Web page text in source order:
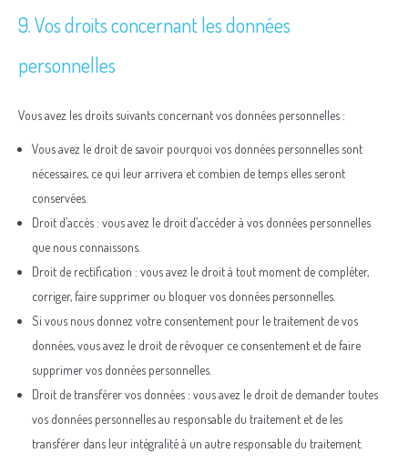
9. Vos droits concernant les données
personnelles
Vous avez les droits suivants concernant vos données personnelles :
Vous avez le droit de savoir pourquoi vos données personnelles sont
nécessaires, ce qui leur arrivera et combien de temps elles seront
conservées.
Droit d’accès : vous avez le droit d’accéder à vos données personnelles
que nous connaissons.
Droit de rectification : vous avez le droit à tout moment de compléter,
corriger, faire supprimer ou bloquer vos données personnelles.
Si vous nous donnez votre consentement pour le traitement de vos
données, vous avez le droit de révoquer ce consentement et de faire
supprimer vos données personnelles.
Droit de transférer vos données : vous avez le droit de demander toutes
vos données personnelles au responsable du traitement et de les
transférer dans leur intégralité à un autre responsable du traitement.